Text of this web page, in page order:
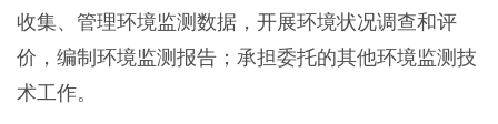
收集、管理环境监测数据，开展环境状况调查和评
价，编制环境监测报告；承担委托的其他环境监测技
术工作。